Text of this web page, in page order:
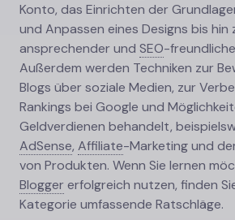
Konto, das Einrichten der
und Anpassen eines Designs bis hin
ansprechender und SEO-
Außerdem werden Techniken zur
Blogs über soziale Medien, zur
Rankings bei Google und
Geldverdienen behandelt,
AdSense, Affiliate-Marketing und
von Produkten. Wenn Sie lernen
Bloggererfolgreich nutzen, finden
Kategorie umfassende Ratschläge.